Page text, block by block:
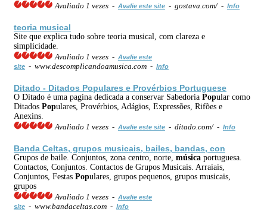
Avaliado 1 vezes - Avalie este site - gostava.com/ - Info
teoria musical
Site que explica tudo sobre teoria musical, com clareza e
simplicidade.
Avaliado 1 vezes - Avalie este
site - www.descomplicandoamusica.com - Info
Ditado - Ditados Populares e Provérbios Portuguese
O Ditado é uma pagina dedicada a conservar Sabedoria Popular como
Ditados Populares, Provérbios, Adágios, Expressões, Rifões e
Anexins.
Avaliado 1 vezes - Avalie este site - ditado.com/ - Info
Banda Celtas, grupos musicais, bailes, bandas, con
Grupos de baile. Conjuntos, zona centro, norte, música portuguesa.
Contactos, Conjuntos. Contactos de Grupos Musicais. Arraiais,
Conjuntos, Festas Populares, grupos pequenos, grupos musicais,
grupos
Avaliado 1 vezes - Avalie este
site - www.bandaceltas.com - Info